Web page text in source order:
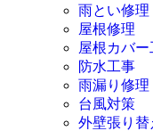
雨とい修理
屋根修理
屋根カバー
防水工事
雨漏り修理
台風対策
外壁張り替